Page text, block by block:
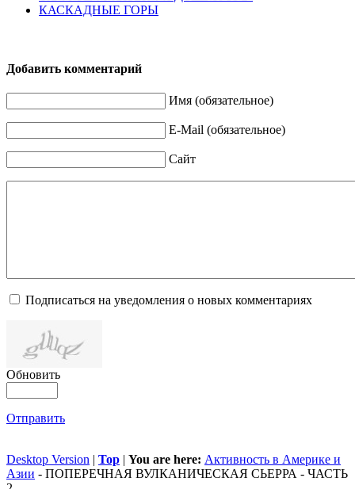
КАСКАДНЫЕ ГОРЫ
Добавить комментарий
Имя (обязательное)
E-Mail (обязательное)
Сайт
Подписаться на уведомления о новых комментариях
Обновить
Отправить
Desktop Version | Top | You are here: Активность в Америке и
Азии - ПОПЕРЕЧНАЯ ВУЛКАНИЧЕСКАЯ СЬЕРРА - ЧАСТЬ